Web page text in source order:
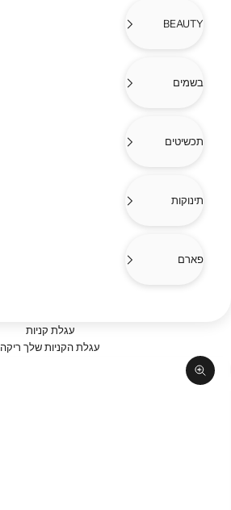
BEAUTY
בשמים
תכשיטים
תינוקות
פארם
עגלת קניות
עגלת הקניות שלך ריקה
תקריב